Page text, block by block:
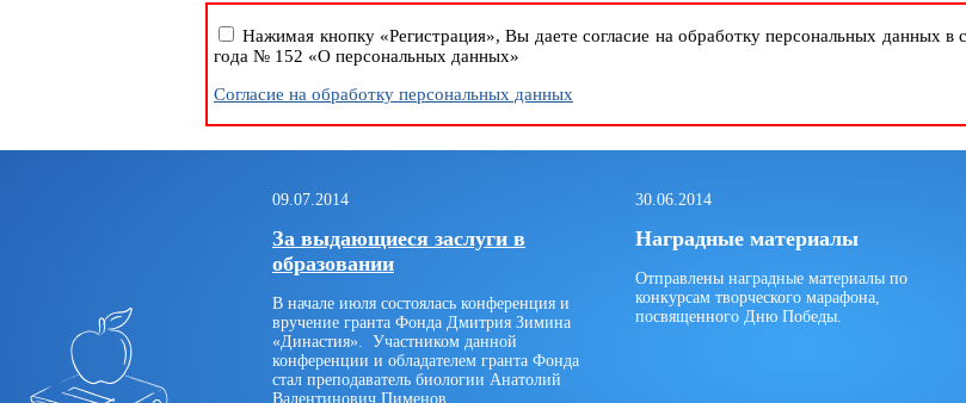
Нажимая кнопку «Регистрация», Вы даете согласие на обработку персональных данных
года № 152 «О персональных данных»
Согласие на обработку персональных данных
09.07.2014
За выдающиеся заслуги в
образовании
В начале июля состоялась конференция и
вручение гранта Фонда Дмитрия Зимина
«Династия». Участником данной
конференции и обладателем гранта Фонда
стал преподаватель биологии Анатолий
Валентинович Пименов.
30.06.2014
Наградные материалы
Отправлены наградные материалы по
конкурсам творческого марафона,
посвященного Дню Победы.